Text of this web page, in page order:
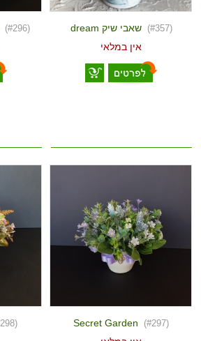
(#357)
שאבי שיק dream
אין במלאי
(#296)
(#297)
Secret Garden
(#298)